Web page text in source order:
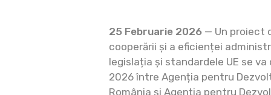
25 Februarie 2026 — Un proiect
cooperării și a eficienței
legislația și standardele UE se
2026 între Agenția pentru
România și Agenția pentru